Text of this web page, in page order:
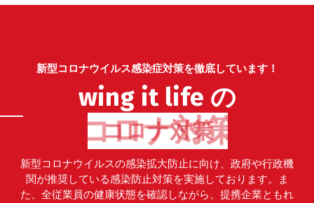
新型コロナウイルス感染症対策を徹底しています！
wing it life の
コロナ対策
新型コロナウイルスの感染拡大防止に向け、政府や行政機
関が推奨している感染防止対策を実施しております。ま
た、全従業員の健康状態を確認しながら、提携企業ともれ